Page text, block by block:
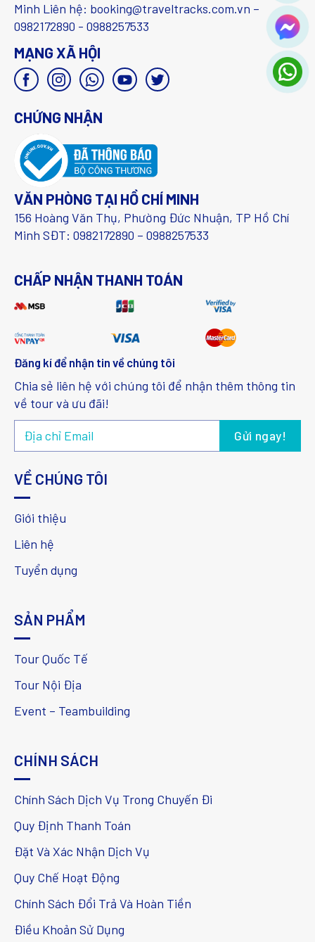
Minh Liên hệ: booking@traveltracks.com.vn –
0982172890 - 0988257533
MẠNG XÃ HỘI
CHỨNG NHẬN
VĂN PHÒNG TẠI HỒ CHÍ MINH
156 Hoàng Văn Thụ, Phường Đức Nhuận, TP Hồ Chí
Minh SĐT: 0982172890 – 0988257533
CHẤP NHẬN THANH TOÁN
Đăng kí để nhận tin về chúng tôi
Chia sẻ liên hệ với chúng tôi để nhận thêm thông tin
về tour và ưu đãi!
VỀ CHÚNG TÔI
Giới thiệu
Liên hệ
Tuyển dụng
SẢN PHẨM
Tour Quốc Tế
Tour Nội Địa
Event – Teambuilding
CHÍNH SÁCH
Chính Sách Dịch Vụ Trong Chuyến Đi
Quy Định Thanh Toán
Đặt Và Xác Nhận Dịch Vụ
Quy Chế Hoạt Động
Chính Sách Đổi Trả Và Hoàn Tiền
Điều Khoản Sử Dụng